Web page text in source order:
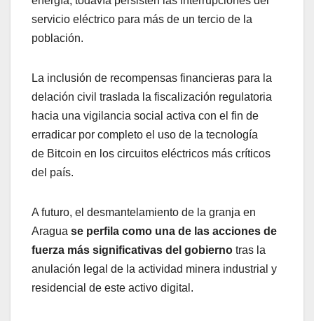
servicio eléctrico para más de un tercio de la
población.
La inclusión de recompensas financieras para la
delación civil traslada la fiscalización regulatoria
hacia una vigilancia social activa con el fin de
erradicar por completo el uso de la tecnología
de Bitcoin en los circuitos eléctricos más críticos
del país.
A futuro, el desmantelamiento de la granja en
Aragua se perfila como una de las acciones de
fuerza más significativas del gobierno tras la
anulación legal de la actividad minera industrial y
residencial de este activo digital.